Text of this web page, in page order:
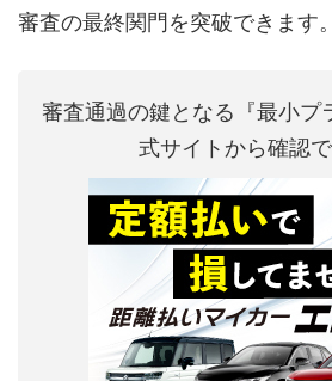
審査の最終関門を突破できます。
審査通過の鍵となる『最小プ
式サイトから確認